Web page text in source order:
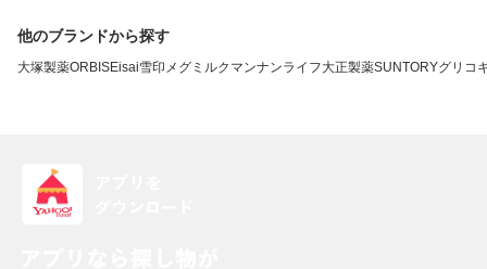
他のブランドから探す
大塚製薬ORBISEisai雪印メグミルク マンナンライフ大正製薬SUNTORYグリコ